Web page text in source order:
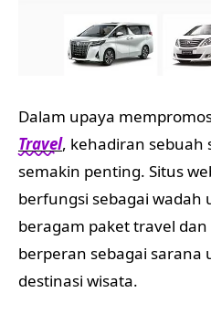
Dalam upaya
Travel, kehadiran sebuah
semakin penting. Situs
berfungsi sebagai wadah
beragam paket travel
berperan sebagai sarana
destinasi wisata.